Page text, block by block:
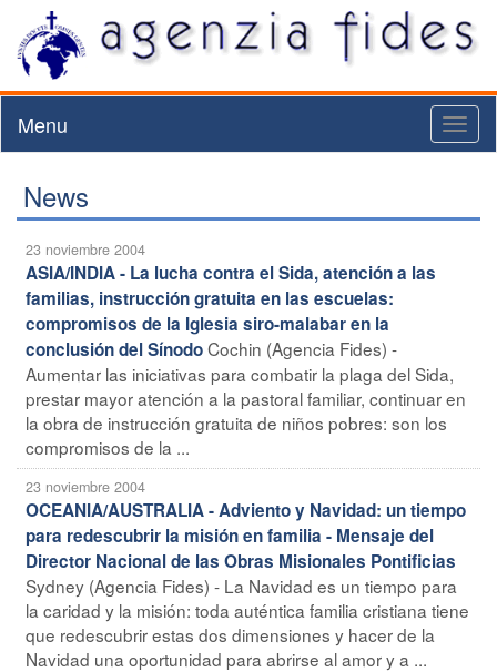
Menu
News
23 noviembre 2004
ASIA/INDIA - La lucha contra el Sida, atención a las
familias, instrucción gratuita en las escuelas:
compromisos de la Iglesia siro-malabar en la
conclusión del SínodoCochin (Agencia Fides) -
Aumentar las iniciativas para combatir la plaga del Sida,
prestar mayor atención a la pastoral familiar, continuar en
la obra de instrucción gratuita de niños pobres: son los
compromisos de la ...
23 noviembre 2004
OCEANIA/AUSTRALIA - Adviento y Navidad: un tiempo
para redescubrir la misión en familia - Mensaje del
Director Nacional de las Obras Misionales Pontificias
Sydney (Agencia Fides) - La Navidad es un tiempo para
la caridad y la misión: toda auténtica familia cristiana tiene
que redescubrir estas dos dimensiones y hacer de la
Navidad una oportunidad para abrirse al amor y a ...